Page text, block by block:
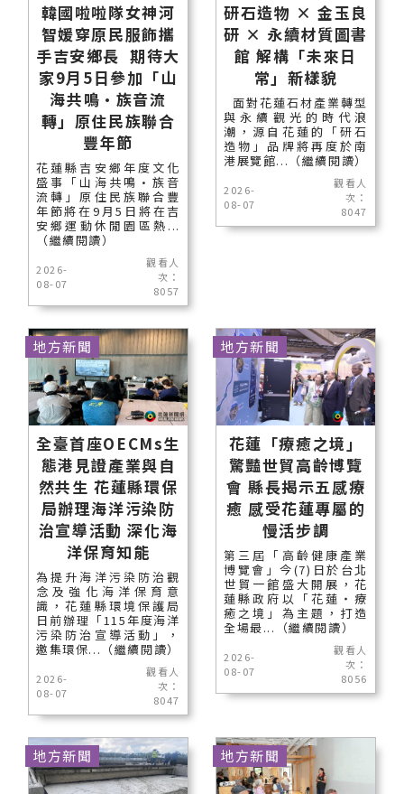
韓國啦啦隊女神河
智媛穿原民服飾攜
手吉安鄉長 期待大
家9月5日參加「山
海共鳴•族音流
轉」原住民族聯合
豐年節
花蓮縣吉安鄉年度文化
盛事「山海共鳴•族音
流轉」原住民族聯合豐
年節將在9月5日將在吉
安鄉運動休閒園區熱...
（繼續閱讀）
2026-
08-07
觀看人
次：
8057
研石造物 × 金玉良
研 × 永續材質圖書
館 解構「未來日
常」新樣貌
面對花蓮石材產業轉型
與永續觀光的時代浪
潮，源自花蓮的「研石
造物」品牌將再度於南
港展覽館...（繼續閱讀）
2026-
08-07
觀看人
次：
8047
全臺首座OECMs生
態港見證產業與自
然共生 花蓮縣環保
局辦理海洋污染防
治宣導活動 深化海
洋保育知能
為提升海洋污染防治觀
念及強化海洋保育意
識，花蓮縣環境保護局
日前辦理「115年度海洋
污染防治宣導活動」，
邀集環保...（繼續閱讀）
2026-
08-07
觀看人
次：
8047
地方新聞
花蓮「療癒之境」
驚豔世貿高齡博覽
會 縣長揭示五感療
癒 感受花蓮專屬的
慢活步調
第三屆「高齡健康產業
博覽會」今(7)日於台北
世貿一館盛大開展，花
蓮縣政府以「花蓮‧療
癒之境」為主題，打造
全場最...（繼續閱讀）
2026-
08-07
觀看人
次：
8056
地方新聞
地方新聞 地方新聞